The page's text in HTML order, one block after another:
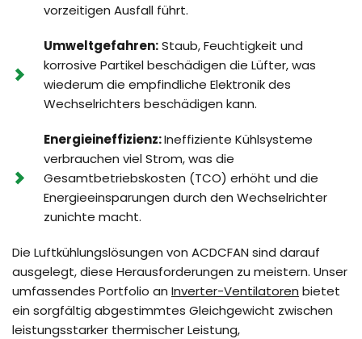
vorzeitigen Ausfall führt.
Umweltgefahren: Staub, Feuchtigkeit und
korrosive Partikel beschädigen die Lüfter, was
wiederum die empfindliche Elektronik des
Wechselrichters beschädigen kann.
Energieineffizienz: Ineffiziente Kühlsysteme
verbrauchen viel Strom, was die
Gesamtbetriebskosten (TCO) erhöht und die
Energieeinsparungen durch den Wechselrichter
zunichte macht.
Die Luftkühlungslösungen von ACDCFAN sind darauf
ausgelegt, diese Herausforderungen zu meistern. Unser
umfassendes Portfolio an Inverter-Ventilatoren bietet
ein sorgfältig abgestimmtes Gleichgewicht zwischen
leistungsstarker thermischer Leistung,